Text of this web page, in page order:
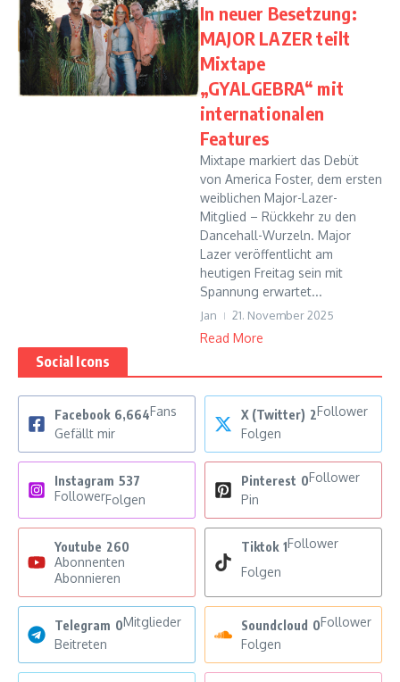
In neuer Besetzung:
MAJOR LAZER teilt
Mixtape
„GYALGEBRA“ mit
internationalen
Features
Mixtape markiert das Debüt
von America Foster, dem ersten
weiblichen Major-Lazer-
Mitglied – Rückkehr zu den
Dancehall-Wurzeln. Major
Lazer veröffentlicht am
heutigen Freitag sein mit
Spannung erwartet...
Jan 21. November 2025
Read More
Social Icons
Facebook 6,664Fans
Gefällt mir
X (Twitter) 2Follower
Folgen
Instagram 537
FollowerFolgen
Pinterest 0Follower
Pin
Youtube 260
Abonnenten
Abonnieren
Tiktok 1Follower
Folgen
Telegram 0Mitglieder
Beitreten
Soundcloud 0Follower
Folgen